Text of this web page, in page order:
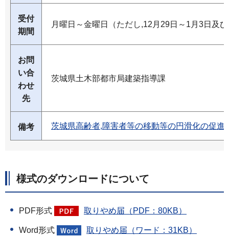
受付
期間
月曜日～金曜日（ただし,12月29日～1月3日及
お問
い合
わせ
先
茨城県土木部都市局建築指導課
備考 茨城県高齢者,障害者等の移動等の円滑化の促進
様式のダウンロードについて
PDF形式 取りやめ届（PDF：80KB）
Word形式 取りやめ届（ワード：31KB）